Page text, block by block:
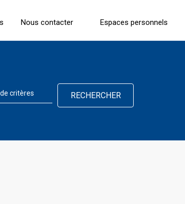
Nous contacter Espaces personnels